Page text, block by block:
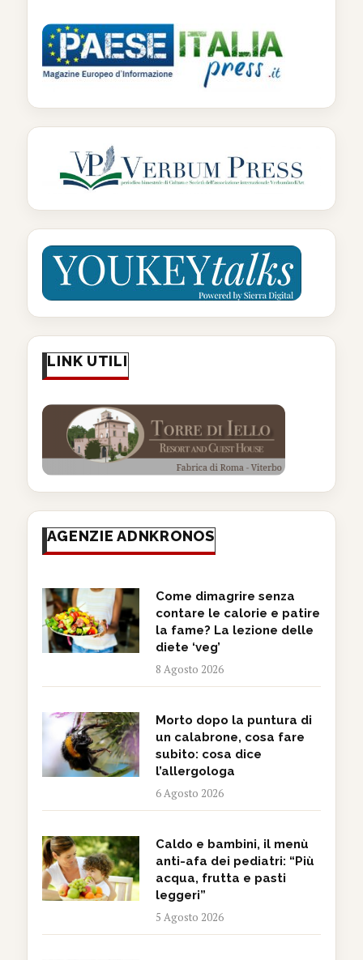
LINK UTILI
AGENZIE ADNKRONOS
Come dimagrire senza
contare le calorie e patire
la fame? La lezione delle
diete ‘veg’
8 Agosto 2026
Morto dopo la puntura di
un calabrone, cosa fare
subito: cosa dice
l’allergologa
6 Agosto 2026
Caldo e bambini, il menù
anti-afa dei pediatri: “Più
acqua, frutta e pasti
leggeri”
5 Agosto 2026